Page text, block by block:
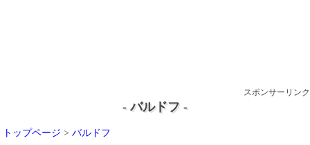
スポンサーリンク
- バルドフ -
トップページ > バルドフ